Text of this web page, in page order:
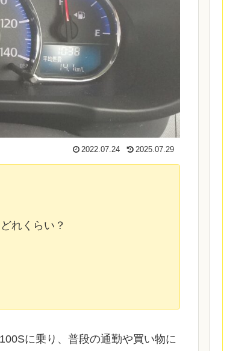
2022.07.24 2025.07.29
れくらい？
に乗り、普段の通勤や買い物に